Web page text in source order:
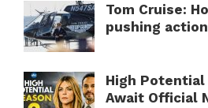
Tom Cruise:
pushing
High Potential
Await Official